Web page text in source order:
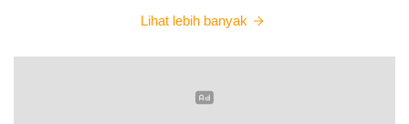
Lihat lebih banyak